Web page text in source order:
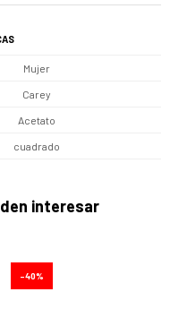
Mujer
Carey
Acetato
cuadrado
interesar
40